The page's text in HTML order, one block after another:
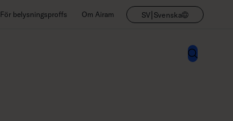
För belysningsproffs Om Airam SV| Svenska